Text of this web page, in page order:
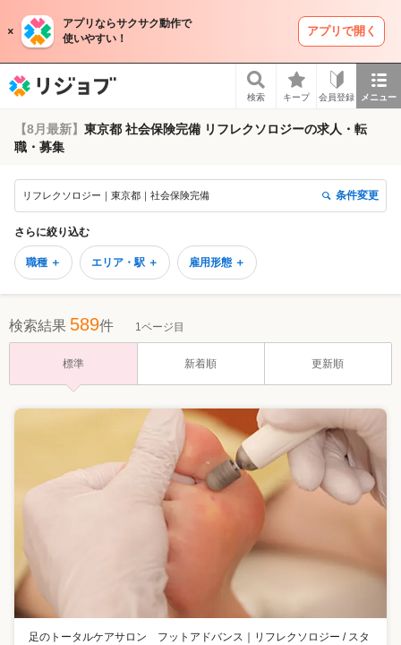
アプリならサクサク動作で
使いやすい！
アプリで開く
検索 キープ 会員登録 メニュー
【8月最新】 東京都 社会保険完備 リフレクソロジーの求人・転
職・募集
リフレクソロジー｜東京都｜社会保険完備 条件変更
さらに絞り込む
職種 ＋ エリア・駅 ＋ 雇用形態 ＋
検索結果 589件 1ページ目
標準 新着順 更新順
足のトータルケアサロン フットアドバンス
リフレクソロジー / スタ